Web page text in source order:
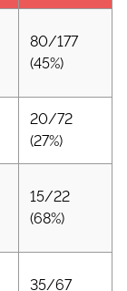
80/177
(45%)
20/72
(27%)
15/22
(68%)
35/67